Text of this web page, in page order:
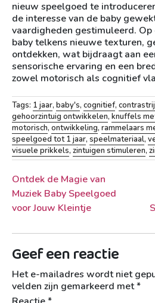
nieuw speelgoed te
de interesse van de baby
vaardigheden gestimuleerd. Op
baby telkens nieuwe texturen,
ontdekken, wat bijdraagt aan
sensorische ervaring en een
zowel motorisch als cognitief
Tags: 1 jaar, baby's, cognitief,
gehoorzintuig ontwikkelen, knuffels
motorisch, ontwikkeling, rammelaars
speelgoed tot 1 jaar, speelmateriaal,
visuele prikkels, zintuigen stimuleren,
Berichtnavigatie
Ontdek de Magie van
Muziek Baby Speelgoed
voor Jouw Kleintje
Geef een reactie
Het e-mailadres wordt niet
velden zijn gemarkeerd met*